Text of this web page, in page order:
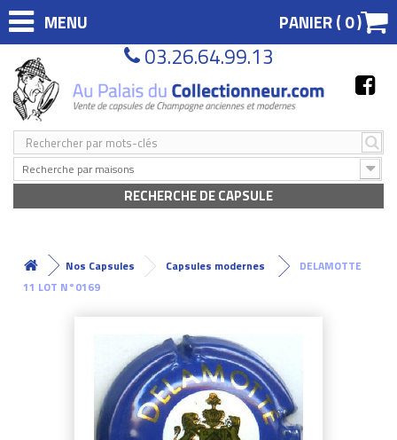
MENU PANIER (0)
03.26.64.99.13
Recherche par maisons
RECHERCHE DE CAPSULE
Nos Capsules Capsules modernes
DELAMOTTE
11 LOT N°0169